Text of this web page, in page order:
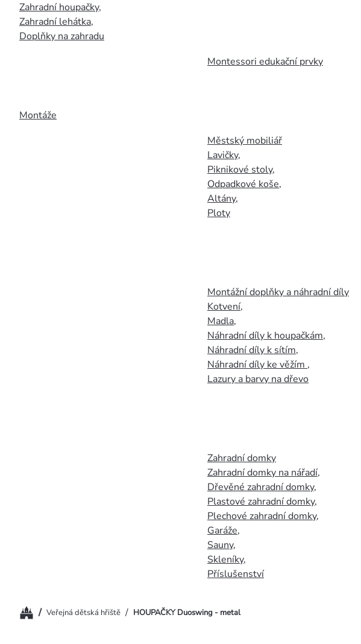
Zahradní houpačky,
Zahradní lehátka,
Doplňky na zahradu
Montáže
Montessori edukační prvky
Městský mobiliář
Lavičky,
Piknikové stoly,
Odpadkové koše,
Altány,
Ploty
Montážní doplňky a náhradní díly
Kotvení,
Madla,
Náhradní díly k houpačkám,
Náhradní díly k sítím,
Náhradní díly ke věžím ,
Lazury a barvy na dřevo
Zahradní domky
Zahradní domky na nářadí,
Dřevěné zahradní domky,
Plastové zahradní domky,
Plechové zahradní domky,
Garáže,
Sauny,
Skleníky,
Příslušenství
Domů/ Veřejná dětská hřiště / HOUPAČKY Duoswing - metal